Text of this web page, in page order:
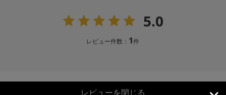
5.0
レビュー件数： 1件
レビューを閉じる